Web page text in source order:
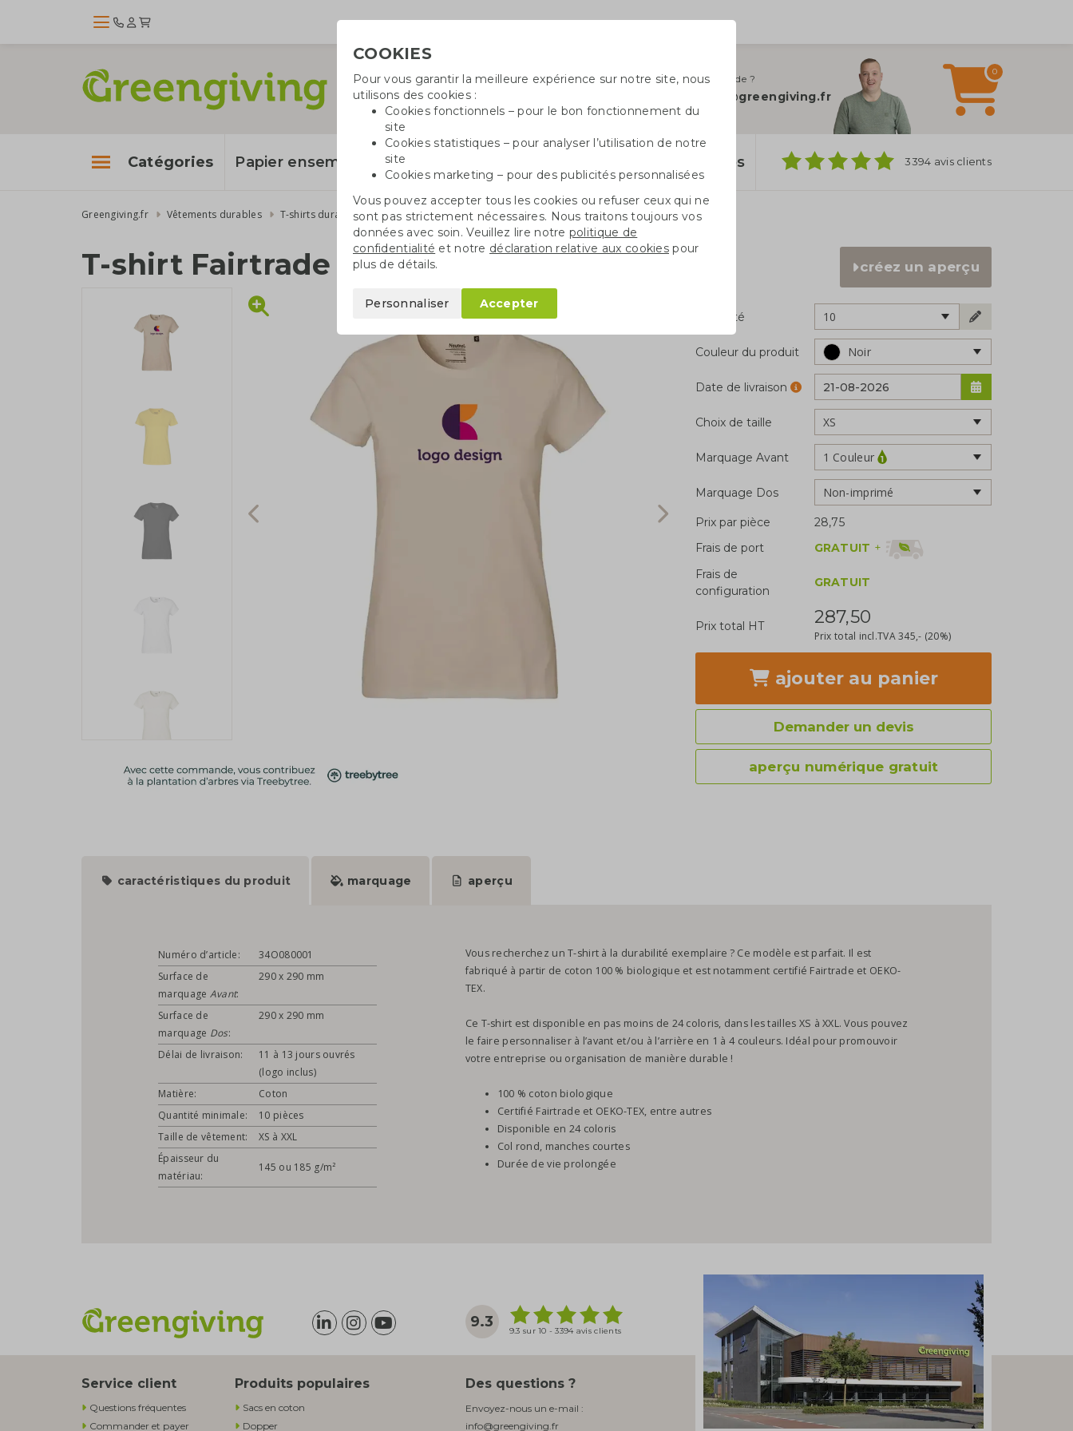
Besoin d’aide ?
info@greengiving.fr
0
Catégories Papier ensemencé Sacs en coton Stylos 3394 avis clients
Greengiving.fr Vêtements durables T-shirts durables T-shirt Fairtrade pour femmes
T-shirt Fairtrade pour femmes créez un aperçu
Quantité 10
Couleur du produit Noir
Date de livraison
Choix de taille
Marquage Avant 1 Couleur
Marquage Dos Non-imprimé
Prix par pièce
28,75
Frais de port
GRATUIT +
Frais de
configuration
GRATUIT
Prix total HT 287,50
Prix total incl.TVA345,- (20%)
ajouter au panier
Demander un devis
aperçu numérique gratuit
caractéristiques du produit marquage aperçu
Numéro d’article:
34O080001
Surface de
marquage Avant:
290 x 290 mm
Surface de
marquage Dos:
290 x 290 mm
Délai de livraison:
11 à 13 jours ouvrés
(logo inclus)
Matière:
Coton
Quantité minimale:
10 pièces
Taille de vêtement:
XS à XXL
Épaisseur du
matériau:
145 ou 185 g/m²
Vous recherchez un T-shirt à la durabilité exemplaire ? Ce modèle est parfait. Il est
fabriqué à partir de coton 100 % biologique et est notamment certifié Fairtrade et OEKO-
TEX.
Ce T-shirt est disponible en pas moins de 24 coloris, dans les tailles XS à XXL. Vous pouvez
le faire personnaliser à l’avant et/ou à l’arrière en 1 à 4 couleurs. Idéal pour promouvoir
votre entreprise ou organisation de manière durable !
100 % coton biologique
Certifié Fairtrade et OEKO-TEX, entre autres
Disponible en 24 coloris
Col rond, manches courtes
Durée de vie prolongée
9.3
9.3 sur 10 - 3394 avis clients
Service client
Questions fréquentes
Commander et payer
Produits populaires
Sacs en coton
Dopper
Des questions ?
Envoyez-nous un e-mail :
info@greengiving.fr
COOKIES
Pour vous garantir la meilleure expérience sur notre site, nous
utilisons des cookies :
Cookies fonctionnels – pour le bon fonctionnement du
site
Cookies statistiques – pour analyser l’utilisation de notre
site
Cookies marketing – pour des publicités personnalisées
Vous pouvez accepter tous les cookies ou refuser ceux qui ne
sont pas strictement nécessaires. Nous traitons toujours vos
données avec soin. Veuillez lire notre politique de
confidentialité et notre déclaration relative aux cookiespour
plus de détails.
Personnaliser Accepter